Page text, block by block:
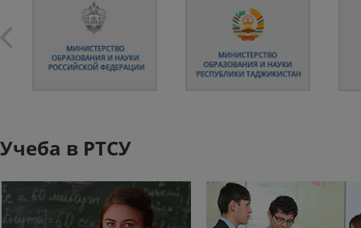
Учеба в РТСУ